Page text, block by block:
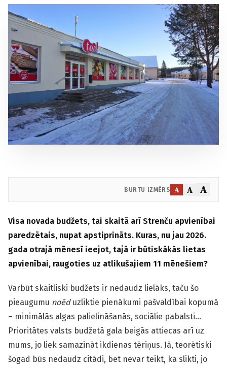
BURTU IZMĒRS A A A
Visa novada budžets, tai skaitā arī Strenču apvienībai
paredzētais, nupat apstiprināts. Kuras, nu jau 2026.
gada otrajā mēnesī ieejot, tajā ir būtiskākās lietas
apvienībai, raugoties uz atlikušajiem 11 mēnešiem?
Varbūt skaitliski budžets ir nedaudz lielāks, taču šo
pieaugumu noēduzliktie pienākumi pašvaldībai kopumā
– minimālās algas palielināšanās, sociālie pabalsti…
Prioritātes valsts budžetā gala beigās attiecas arī uz
mums, jo liek samazināt ikdienas tēriņus. Jā, teorētiski
šogad būs nedaudz citādi, bet nevar teikt, ka slikti, jo